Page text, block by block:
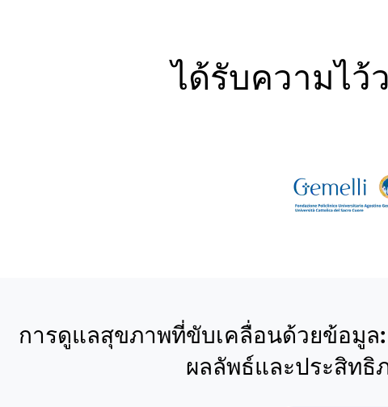
ได้รับความไว้
การดูแลสุขภาพที่ขับเคลื่อนด้วยข้อมูล
ผลลัพธ์และประสิทธิ